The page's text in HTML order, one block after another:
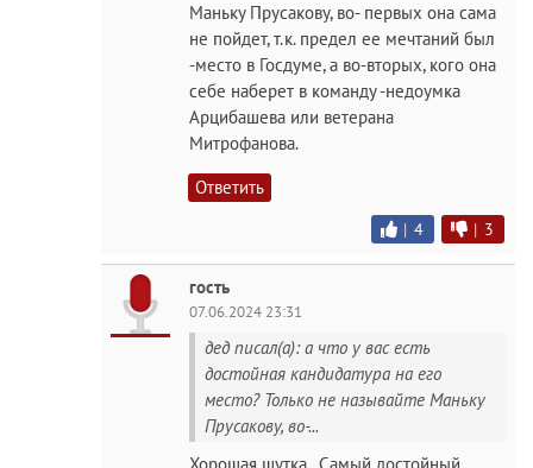
Маньку Прусакову, во- первых она сама
не пойдет, т.к. предел ее мечтаний был
-место в Госдуме, а во-вторых, кого она
себе наберет в команду -недоумка
Арцибашева или ветерана
Митрофанова.
Ответить
| 4 | 3
гость
07.06.2024 23:31
дед писал(а): а что у вас есть
достойная кандидатура на его
место? Только не называйте Маньку
Прусакову, во-...
Хорошая шутка . Самый достойный